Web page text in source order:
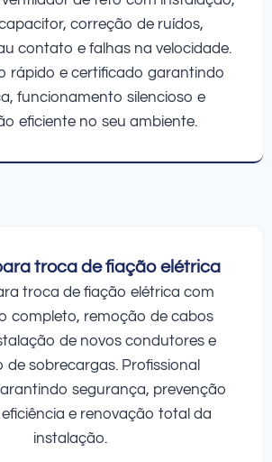
correção de ruídos,
contato e falhas na velocidade.
rápido e certificado garantindo
funcionamento silencioso e
eficiente no seu ambiente.
troca de fiação elétrica
troca de fiação elétrica com
completo, remoção de cabos
de novos condutores e
de sobrecargas. Profissional
segurança, prevenção
e renovação total da
instalação.